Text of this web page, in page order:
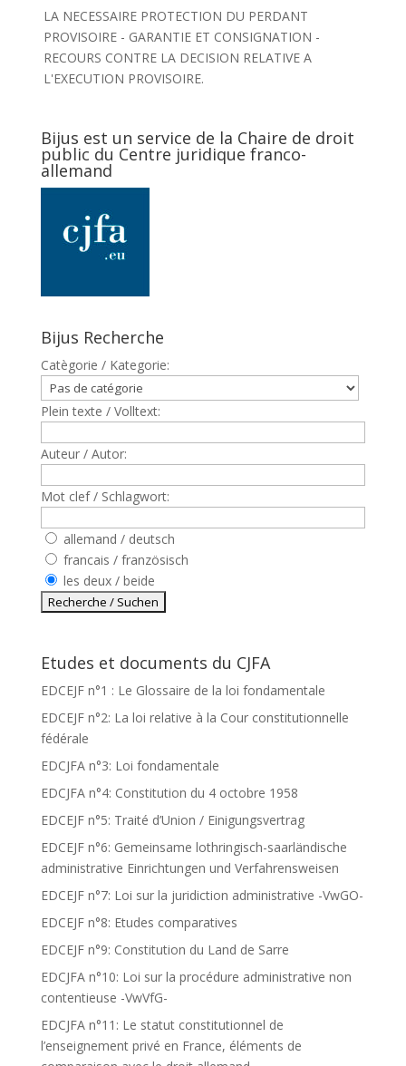
LA NECESSAIRE PROTECTION DU PERDANT
PROVISOIRE - GARANTIE ET CONSIGNATION -
RECOURS CONTRE LA DECISION RELATIVE A
L'EXECUTION PROVISOIRE.
Bijus est un service de la Chaire de droit
public du Centre juridique franco-
allemand
Bijus Recherche
Catègorie / Kategorie:
Plein texte / Volltext:
Auteur / Autor:
Mot clef / Schlagwort:
allemand / deutsch
francais / französisch
les deux / beide
Etudes et documents du CJFA
EDCEJF n°1 : Le Glossaire de la loi fondamentale
EDCEJF n°2: La loi relative à la Cour constitutionnelle
fédérale
EDCJFA n°3: Loi fondamentale
EDCJFA n°4: Constitution du 4 octobre 1958
EDCEJF n°5: Traité d’Union / Einigungsvertrag
EDCEJF n°6: Gemeinsame lothringisch-saarländische
administrative Einrichtungen und Verfahrensweisen
EDCEJF n°7: Loi sur la juridiction administrative -VwGO-
EDCEJF n°8: Etudes comparatives
EDCEJF n°9: Constitution du Land de Sarre
EDCJFA n°10: Loi sur la procédure administrative non
contentieuse -VwVfG-
EDCJFA n°11: Le statut constitutionnel de
l’enseignement privé en France, éléments de